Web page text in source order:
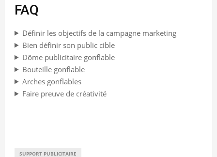
FAQ
Définir les objectifs de la campagne marketing
Bien définir son public cible
Dôme publicitaire gonflable
Bouteille gonflable
Arches gonflables
Faire preuve de créativité
SUPPORT PUBLICITAIRE